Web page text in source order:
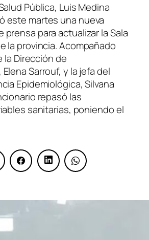
Pública, Luis Medina
este martes una nueva
prensa para actualizar la Sala
la provincia. Acompañado
la Dirección de
Sarrouf, y la jefa del
Epidemiológica, Silvana
repasó las
sanitarias, poniendo el